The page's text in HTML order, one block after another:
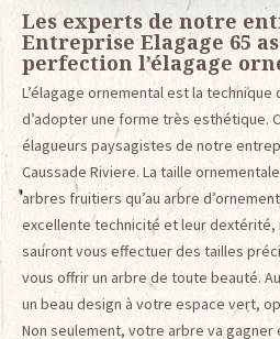
Les experts de notre
Entreprise Elagage 65
perfection l’élagage
L’élagage ornemental est la
d’adopter une forme très esthétique.
élagueurs paysagistes de notre
Caussade Riviere. La taille
arbres fruitiers qu’au arbre
excellente technicité et leur dextérité,
sauront vous effectuer des tailles
vous offrir un arbre de toute beauté.
un beau design à votre espace vert,
Non seulement, votre arbre va gagner